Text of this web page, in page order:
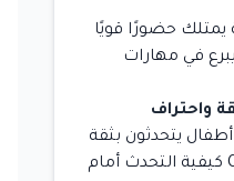
يمتلك حضورًا قويًا
في مهارات
واحتراف
يتحدثون بثقة
– Confident Speakers Kids كيفية التحدث أمام